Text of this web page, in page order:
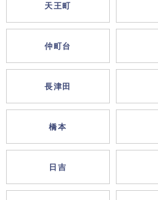
天王町
仲町台
長津田
橋本
日吉